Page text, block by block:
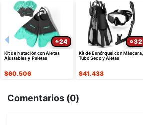
24
Kit de Natación con Aletas
Ajustables y Paletas
$60.506
32
Kit de Esnórquel con Máscara,
Tubo Seco y Aletas
$41.438
Comentarios (0)